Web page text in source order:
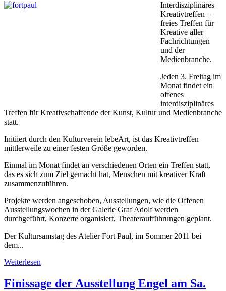
Interdisziplinäres
Kreativtreffen –
freies Treffen für
Kreative aller
Fachrichtungen
und der
Medienbranche.
Jeden 3. Freitag im
Monat findet ein
offenes
interdisziplinäres
Treffen für Kreativschaffende der Kunst, Kultur und Medienbranche
statt.
Initiiert durch den Kulturverein lebeArt, ist das Kreativtreffen
mittlerweile zu einer festen Größe geworden.
Einmal im Monat findet an verschiedenen Orten ein Treffen statt,
das es sich zum Ziel gemacht hat, Menschen mit kreativer Kraft
zusammenzuführen.
Projekte werden angeschoben, Ausstellungen, wie die Offenen
Ausstellungswochen in der Galerie Graf Adolf werden
durchgeführt, Konzerte organisiert, Theateraufführungen geplant.
Der Kultursamstag des Atelier Fort Paul, im Sommer 2011 bei
dem...
Weiterlesen
Finissage der Ausstellung Engel am Sa.